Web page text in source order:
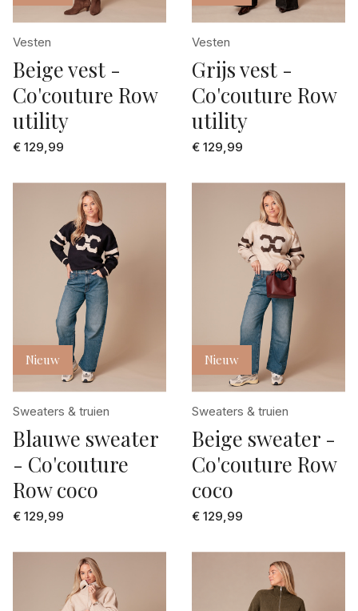
Vesten
Beige vest -
Co'couture Row
utility
€ 129,99
Vesten
Grijs vest -
Co'couture Row
utility
€ 129,99
Nieuw
Sweaters & truien
Blauwe sweater
- Co'couture
Row coco
€ 129,99
Nieuw
Sweaters & truien
Beige sweater -
Co'couture Row
coco
€ 129,99